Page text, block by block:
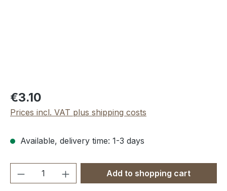
Regular price:
€3.10
Prices incl. VAT plus shipping costs
Available, delivery time: 1-3 days
Product Quantity: Enter the desired
Add to shopping cart